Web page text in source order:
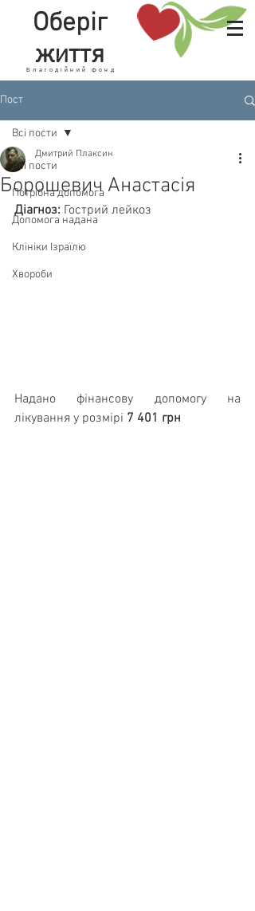
Оберіг
життя
Благодійний фонд
Пост
Всі пости
Потрібна допомога
Допомога надана
Клініки Ізраїлю
Хвороби
Всі пости
Борошевич Анастасія
Дмитрий Плаксин
Діагноз: Гострий лейкоз
Надано фінансову допомогу на
лікування у розмірі 7 401 грн